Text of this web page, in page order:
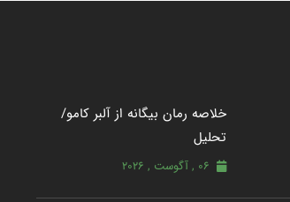
خلاصه رمان بیگانه از آلبر کامو/
تحلیل
06 , آگوست , 2026